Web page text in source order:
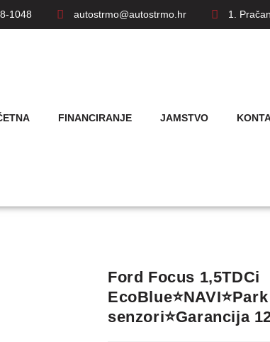
1048 autostrmo@autostrmo.hr 1.
FINANCIRANJE JAMSTVO
Ford Focus 1,5TDCi
EcoBlue⭐️NAVI⭐️Park
senzori⭐Garancija